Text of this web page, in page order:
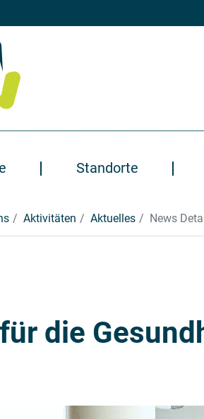
Standorte
Aktivitäten Aktuelles News
die